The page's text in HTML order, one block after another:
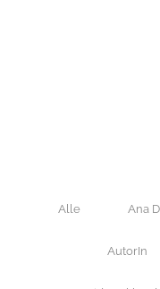
Alle Ana
AutorIn